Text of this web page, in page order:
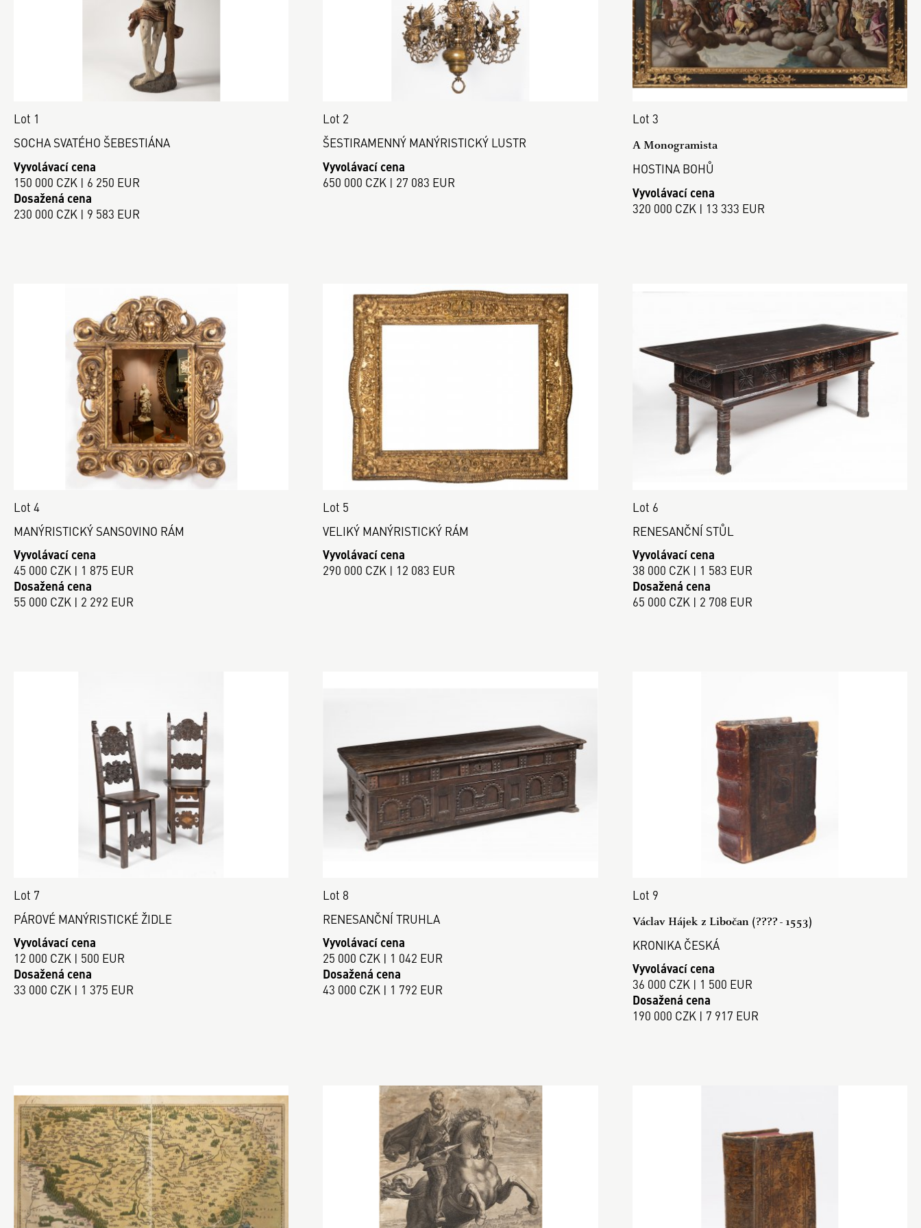
Lot 1
SOCHA SVATÉHO ŠEBESTIÁNA
Vyvolávací cena
150 000 CZK | 6 250 EUR
Dosažená cena
230 000 CZK | 9 583 EUR
Lot 2
ŠESTIRAMENNÝ MANÝRISTICKÝ LUSTR
Vyvolávací cena
650 000 CZK | 27 083 EUR
Lot 3
A Monogramista
HOSTINA BOHŮ
Vyvolávací cena
320 000 CZK | 13 333 EUR
Lot 4
MANÝRISTICKÝ SANSOVINO RÁM
Vyvolávací cena
45 000 CZK | 1 875 EUR
Dosažená cena
55 000 CZK | 2 292 EUR
Lot 5
VELIKÝ MANÝRISTICKÝ RÁM
Vyvolávací cena
290 000 CZK | 12 083 EUR
Lot 6
RENESANČNÍ STŮL
Vyvolávací cena
38 000 CZK | 1 583 EUR
Dosažená cena
65 000 CZK | 2 708 EUR
Lot 7
PÁROVÉ MANÝRISTICKÉ ŽIDLE
Vyvolávací cena
12 000 CZK | 500 EUR
Dosažená cena
33 000 CZK | 1 375 EUR
Lot 8
RENESANČNÍ TRUHLA
Vyvolávací cena
25 000 CZK | 1 042 EUR
Dosažená cena
43 000 CZK | 1 792 EUR
Lot 9
Václav Hájek z Libočan (???? - 1553)
KRONIKA ČESKÁ
Vyvolávací cena
36 000 CZK | 1 500 EUR
Dosažená cena
190 000 CZK | 7 917 EUR